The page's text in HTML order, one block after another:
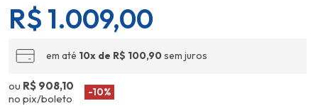
R$ 1.009,00
em até 10x de R$ 100,90sem juros
ou R$ 908,10
no pix/boleto
-10%